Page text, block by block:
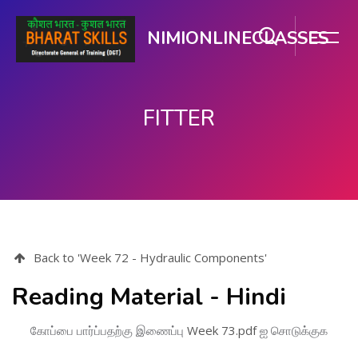
NIMIONLINECLASSES
FITTER
Back to 'Week 72 - Hydraulic Components'
Reading Material - Hindi
கோப்பை பார்ப்பதற்கு இணைப்பு Week 73.pdfஐ சொடுக்குக